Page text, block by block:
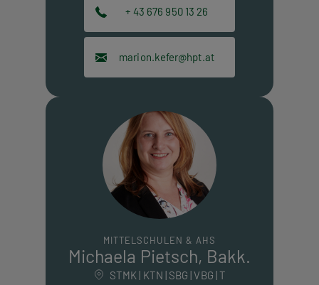
+ 43 676 950 13 26
marion.kefer@hpt.at
MITTELSCHULEN & AHS
Michaela Pietsch, Bakk.
STMK | KTN | SBG | VBG | T